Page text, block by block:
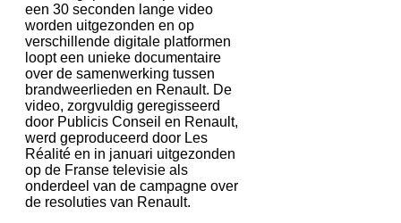
een 30 seconden lange video
worden uitgezonden en op
verschillende digitale platformen
loopt een unieke documentaire
over de samenwerking tussen
brandweerlieden en Renault. De
video, zorgvuldig geregisseerd
door Publicis Conseil en Renault,
werd geproduceerd door Les
Réalité en in januari uitgezonden
op de Franse televisie als
onderdeel van de campagne over
de resoluties van Renault.